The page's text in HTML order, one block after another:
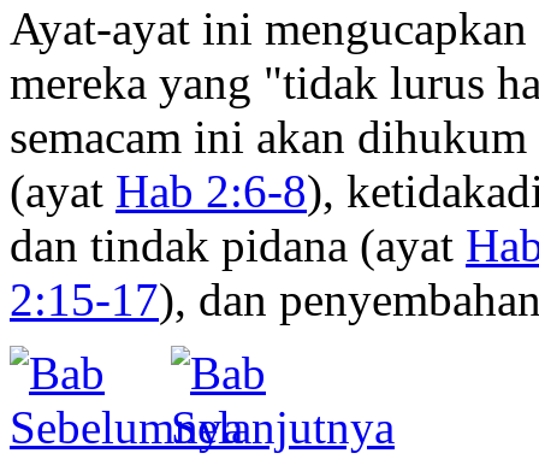
Ayat-ayat ini
mereka yang "tidak lurus
semacam ini akan
(ayat Hab 2:6-8),
dan tindak pidana (ayat
2:15-17), dan